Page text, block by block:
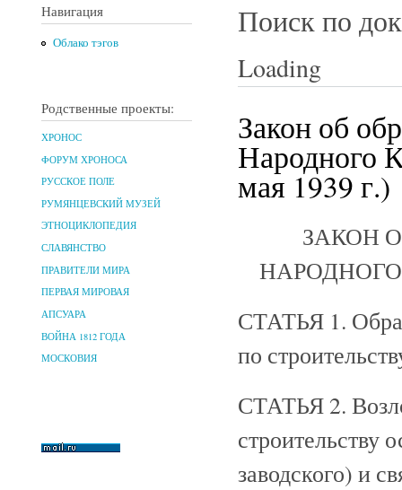
Навигация
Облако тэгов
Родственные проекты:
ХРОНОС
ФОРУМ ХРОНОСА
РУССКОЕ ПОЛЕ
РУМЯНЦЕВСКИЙ МУЗЕЙ
ЭТНОЦИКЛОПЕДИЯ
СЛАВЯНСТВО
ПРАВИТЕЛИ МИРА
ПЕРВАЯ МИРОВАЯ
АПСУАРА
ВОЙНА 1812 ГОДА
МОСКОВИЯ
Поиск по
Loading
Закон об
Народного
мая 1939 г.)
ЗАКОН
СТАТЬЯ 1.
по
СТАТЬЯ 2.
строительству
заводского) и